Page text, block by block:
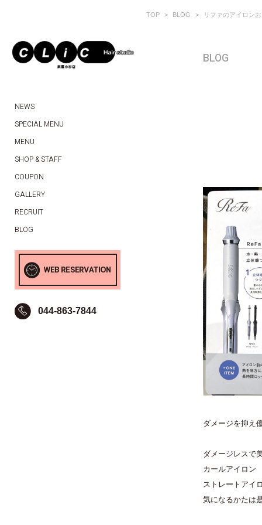
TOP BLOG リファのアイロン
NEWS
SPECIAL MENU
MENU
SHOP & STAFF
COUPON
GALLERY
RECRUIT
BLOG
044-863-7844
BLOG
ダメージを抑え
ダメージレスで
カールアイロン
ストレートアイ
気になるかたは